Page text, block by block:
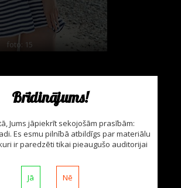
Brīdinājums!
Jums jāpiekrīt sekojošām prasībām:
Es esmu pilnībā atbildīgs par materiālu
ir paredzēti tikai pieaugušo auditorijai
Jā Nē
foto: 15